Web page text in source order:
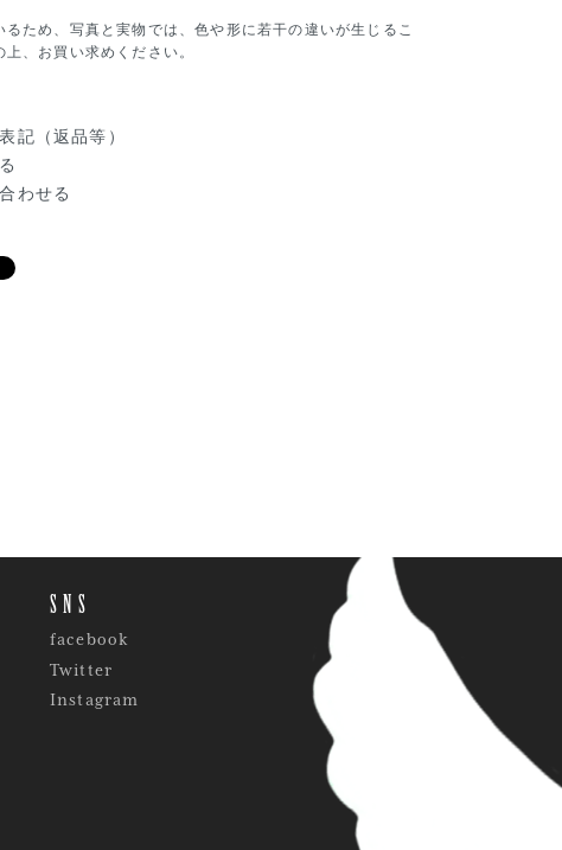
ため、写真と実物では、色や形に若干の違いが生じるこ
、お買い求めください。
記（返品等）
わせる
SNS
facebook
Twitter
Instagram